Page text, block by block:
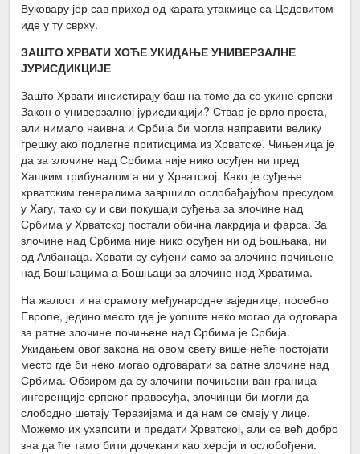
Вуковару јер сав приход од карата утакмице са Цедевитом
иде у ту сврху.
ЗАШТО ХРВАТИ ХОЋЕ УКИДАЊЕ УНИВЕРЗАЛНЕ
ЈУРИСДИКЦИЈЕ
Зашто Хрвати инсистирају баш на томе да се укине српски
Закон о универзалној јурисдикцији? Ствар је врло проста,
али нимало наивна и Србија би могла направити велику
грешку ако подлегне притисцима из Хрватске. Чињеница је
да за злочине над Србима није нико осуђен ни пред
Хашким трибуналом а ни у Хрватској. Како је суђење
хрватским генералима завршило ослобађајућом пресудом
у Хагу, тако су и сви покушаји суђења за злочине над
Србима у Хрватској постали обична лакрдија и фарса. За
злочине над Србима није нико осуђен ни од Бошњака, ни
од Албанаца. Хрвати су суђени само за злочине почињене
над Бошњацима а Бошњаци за злочине над Хрватима.
На жалост и на срамоту међународне заједнице, посебно
Европе, једино место где је уопште неко могао да одговара
за ратне злочине почињене над Србима је Србија.
Укидањем овог закона на овом свету више неће постојати
место где би неко могао одговарати за ратне злочине над
Србима. Обзиром да су злочини почињени ван граница
ингеренције српског правосуђа, злочинци би могли да
слободно шетају Теразијама и да нам се смеју у лице.
Можемо их ухапсити и предати Хрватској, али се већ добро
зна да ће тамо бити дочекани као хероји и ослобођени.